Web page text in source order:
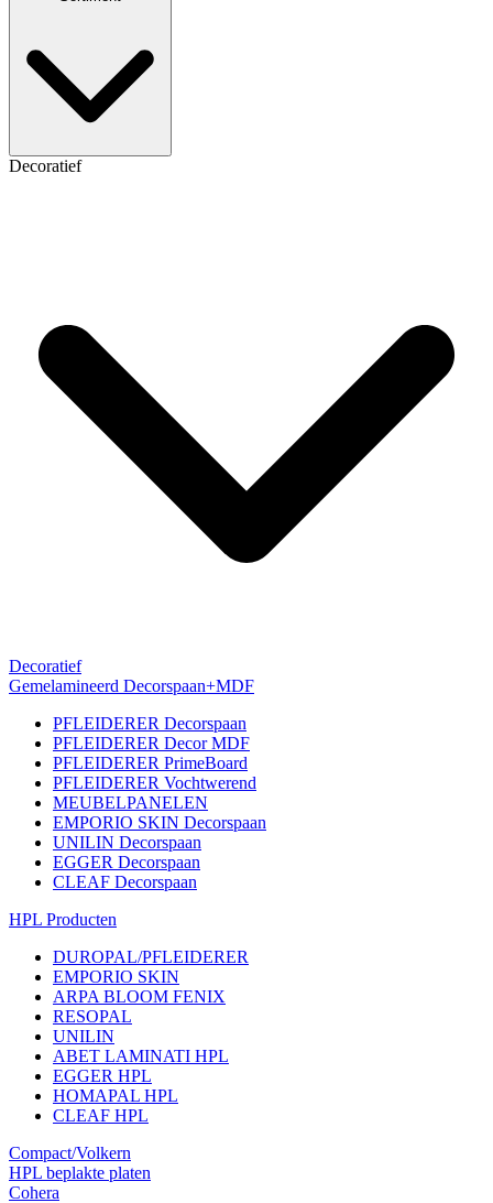
Decoratief
Decoratief
Gemelamineerd Decorspaan+MDF
PFLEIDERER Decorspaan
PFLEIDERER Decor MDF
PFLEIDERER PrimeBoard
PFLEIDERER Vochtwerend
MEUBELPANELEN
EMPORIO SKIN Decorspaan
UNILIN Decorspaan
EGGER Decorspaan
CLEAF Decorspaan
HPL Producten
DUROPAL/PFLEIDERER
EMPORIO SKIN
ARPA BLOOM FENIX
RESOPAL
UNILIN
ABET LAMINATI HPL
EGGER HPL
HOMAPAL HPL
CLEAF HPL
Compact/Volkern
HPL beplakte platen
Cohera